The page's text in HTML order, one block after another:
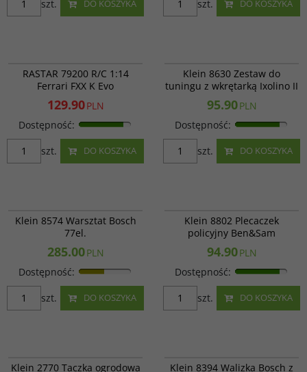
DO KOSZYKA
szt. DO KOSZYKA
szt.
PROMOCJA
RASTAR 79200 R/C 1:14
Ferrari FXX K Evo
129.90PLN
Dostępność:
DO KOSZYKA
szt.
Klein 8630 Zestaw do
tuningu z wkrętarką Ixolino II
95.90PLN
Dostępność:
DO KOSZYKA
szt.
Klein 8574 Warsztat Bosch
77el.
285.00PLN
Dostępność:
DO KOSZYKA
szt.
Klein 8802 Plecaczek
policyjny Ben&Sam
94.90PLN
Dostępność:
DO KOSZYKA
szt.
Klein 2770 Taczka ogrodowa
Klein 8394 Walizka Bosch z